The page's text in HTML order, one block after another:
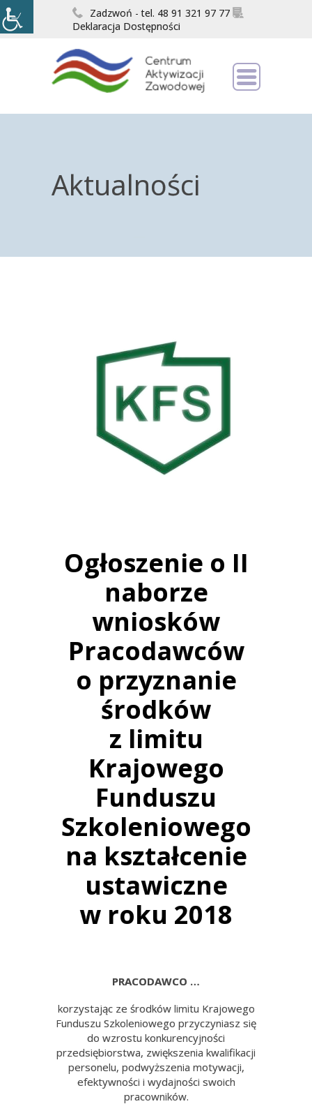
Zadzwoń - tel. 48 91 321 97 77
Deklaracja Dostępności
Aktualności
Ogłoszenie o II
naborze
wniosków
Pracodawców
o przyznanie
środków
z limitu
Krajowego
Funduszu
Szkoleniowego
na kształcenie
ustawiczne
w roku 2018
PRACODAWCO …
korzystając ze środków limitu Krajowego
Funduszu Szkoleniowego przyczyniasz się
do wzrostu konkurencyjności
przedsiębiorstwa, zwiększenia kwalifikacji
personelu, podwyższenia motywacji,
efektywności i wydajności swoich
pracowników.